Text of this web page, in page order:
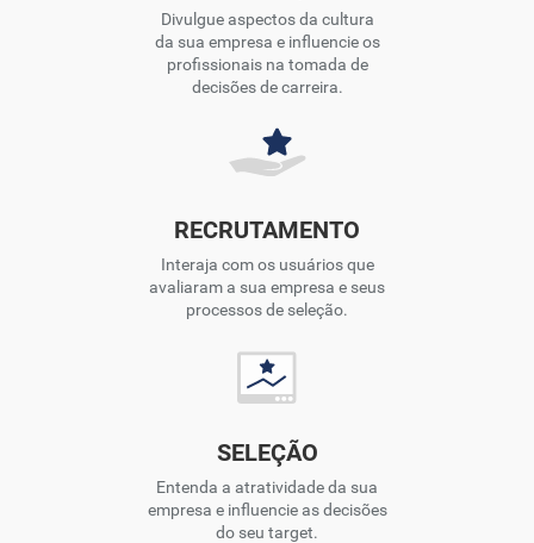
Divulgue aspectos da cultura
da sua empresa e influencie os
profissionais na tomada de
decisões de carreira.
RECRUTAMENTO
Interaja com os usuários que
avaliaram a sua empresa e seus
processos de seleção.
SELEÇÃO
Entenda a atratividade da sua
empresa e influencie as decisões
do seu target.